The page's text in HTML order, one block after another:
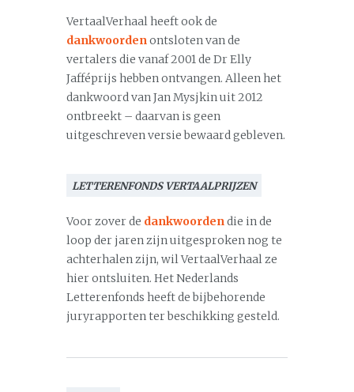
VertaalVerhaal heeft ook de
dankwoordenontsloten van de
vertalers die vanaf 2001 de Dr Elly
Jafféprijs hebben ontvangen. Alleen het
dankwoord van Jan Mysjkin uit 2012
ontbreekt – daarvan is geen
uitgeschreven versie bewaard gebleven.
LETTERENFONDS VERTAALPRIJZEN
Voor zover de dankwoordendie in de
loop der jaren zijn uitgesproken nog te
achterhalen zijn, wil VertaalVerhaal ze
hier ontsluiten. Het Nederlands
Letterenfonds heeft de bijbehorende
juryrapporten ter beschikking gesteld.